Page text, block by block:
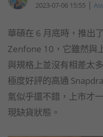
2023-07-06 15:55 |
華碩在 6 月底時，推出
Zenfone 10，它雖然與
與規格上並沒有相差太
極度好評的高通
氣似乎還不錯，上市才
現缺貨狀態。